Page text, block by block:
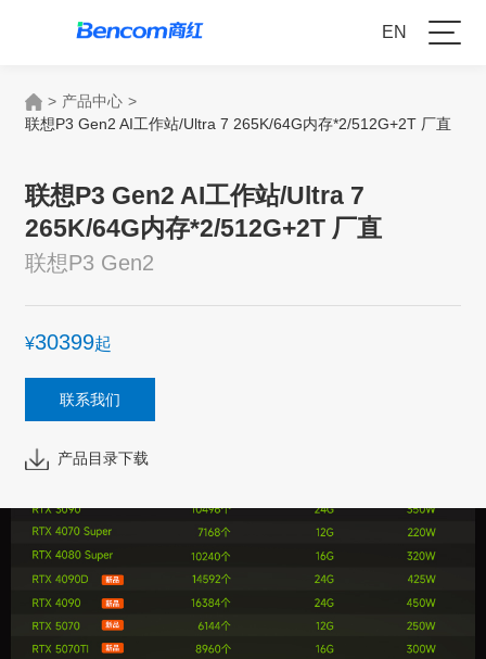
EN
> 产品中心 >
联想P3 Gen2 AI工作站/Ultra 7 265K/64G内存*2/512G+2T 厂直
联想P3 Gen2 AI工作站/Ultra 7
265K/64G内存*2/512G+2T 厂直
联想P3 Gen2
¥30399起
联系我们
产品目录下载